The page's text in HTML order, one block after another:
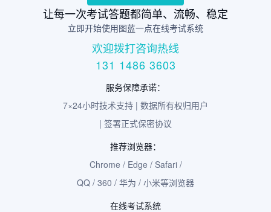
让每一次考试答题都简单、流畅、稳定
立即开始使用图蓝一点在线考试系统
欢迎拨打咨询热线
131 1486 3603
服务保障承诺：
7×24小时技术支持 | 数据所有权归用户
| 签署正式保密协议
推荐浏览器：
Chrome / Edge / Safari /
QQ / 360 / 华为 / 小米等浏览器
在线考试系统